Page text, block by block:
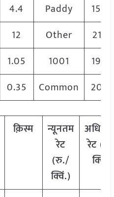
4.4 Paddy
1500
12 Other
2145
1.05 1001
1900
0.35 Common 2050
क़िस्म
न्यूनतम
रेट
(रु./
क्विं.)
रेट
क्विं.)